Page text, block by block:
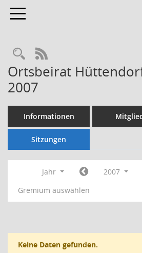
Toggle navigation
Rechercheauswahl
RSS-Feed
Ortsbeirat
2007
Informationen
Sitzungen
Jahr
2007
Gremium auswählen
Keine Daten gefunden.